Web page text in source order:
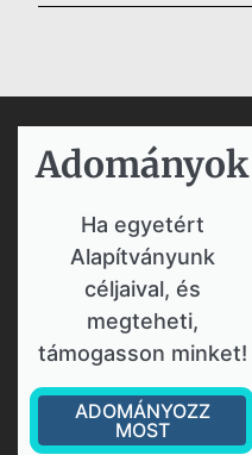
Adományok​
Ha egyetért
Alapítványunk
céljaival, és
megteheti,
támogasson minket!
ADOMÁNYOZZ
MOST